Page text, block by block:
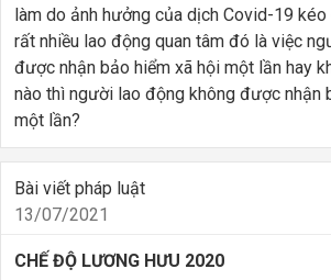
làm do ảnh hưởng của dịch Covid-19
rất nhiều lao động quan tâm đó là việc
được nhận bảo hiểm xã hội một lần hay
nào thì người lao động không được nhận
một lần?
Bài viết pháp luật
13/07/2021
CHẾ ĐỘ LƯƠNG HƯU 2020